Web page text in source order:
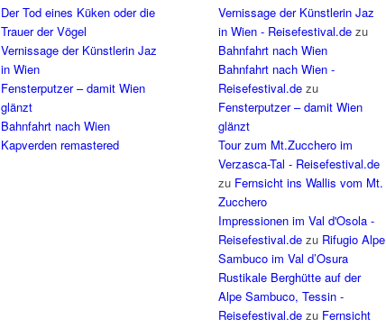
Der Tod eines Küken oder die
Trauer der Vögel
Vernissage der Künstlerin Jaz
in Wien
Fensterputzer – damit Wien
glänzt
Bahnfahrt nach Wien
Kapverden remastered
Vernissage der Künstlerin Jaz
in Wien - Reisefestival.de zu
Bahnfahrt nach Wien
Bahnfahrt nach Wien -
Reisefestival.de zu
Fensterputzer – damit Wien
glänzt
Tour zum Mt.Zucchero im
Verzasca-Tal - Reisefestival.de
zu Fernsicht ins Wallis vom Mt.
Zucchero
Impressionen im Val d'Osola -
Reisefestival.de zu Rifugio Alpe
Sambuco im Val d’Osura
Rustikale Berghütte auf der
Alpe Sambuco, Tessin -
Reisefestival.de zu Fernsicht